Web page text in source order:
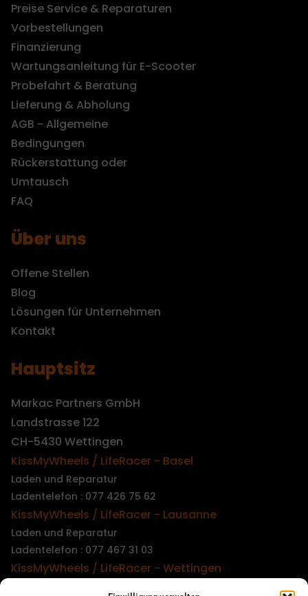
Preise Service & Reparaturen
Vorbestellungen
Finanzierung
Wartungsanleitung für E-Scooter
Probefahrt & Beratung
Lieferung & Abholung
AGB - Allgemeine
Bedingungen
Rückerstattung oder
Umtausch
FAQ
Über uns
Offene Stellen
Blog
Lösungen für Unternehmen
Kontakt
Hauptsitz
Markac Partners GmbH
Landstrasse 122
CH-5430 Wettingen
KissMyWheels / LifeRacer - Basel
Laden und Reparatur
Ladentelefon : 077 426 75 62
KissMyWheels / LifeRacer - Lausanne
Laden und Reparatur
Ladentelefon : 077 467 31 03
KissMyWheels / LifeRacer - Wettingen